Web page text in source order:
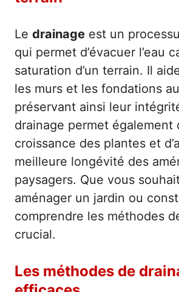
Le drainage est un
qui permet d’évacuer l’eau
saturation d’un terrain. Il
les murs et les fondations
préservant ainsi leur
drainage permet également
croissance des plantes et
meilleure longévité des
paysagers. Que vous
aménager un jardin ou
comprendre les méthodes
crucial.
Les méthodes de